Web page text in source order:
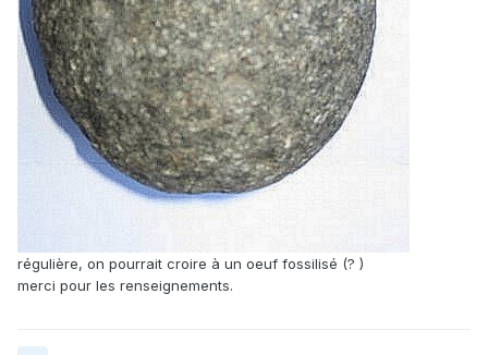
régulière, on pourrait croire à un oeuf fossilisé (? )
merci pour les renseignements.